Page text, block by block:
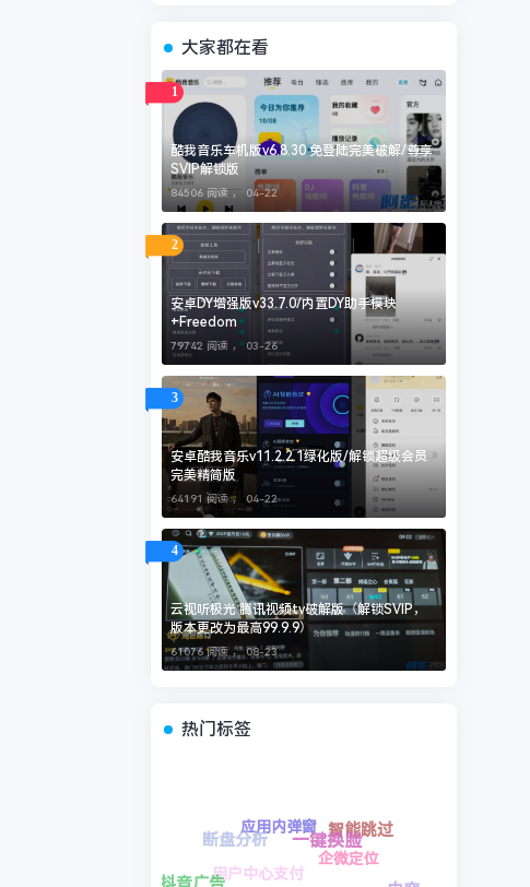
大家都在看
1
酷我音乐车机版v6.8.30 免登陆完美破解/尊享
SVIP解锁版
84506 阅读 ， 04-22
2
安卓DY增强版v33.7.0/内置DY助手模块
+Freedom
79742 阅读 ，03-26
3
安卓酷我音乐v11.2.2.1绿化版/解锁超级会员
完美精简版
64191 阅读 ， 04-22
4
云视听极光 腾讯视频tv破解版（解锁SVIP，
版本更改为最高99.9.9）
61076 阅读 ，08-23
热门标签
智能控制
助手工具
天空视角
照片换脸 企微定位
智能跳
用户中心支付